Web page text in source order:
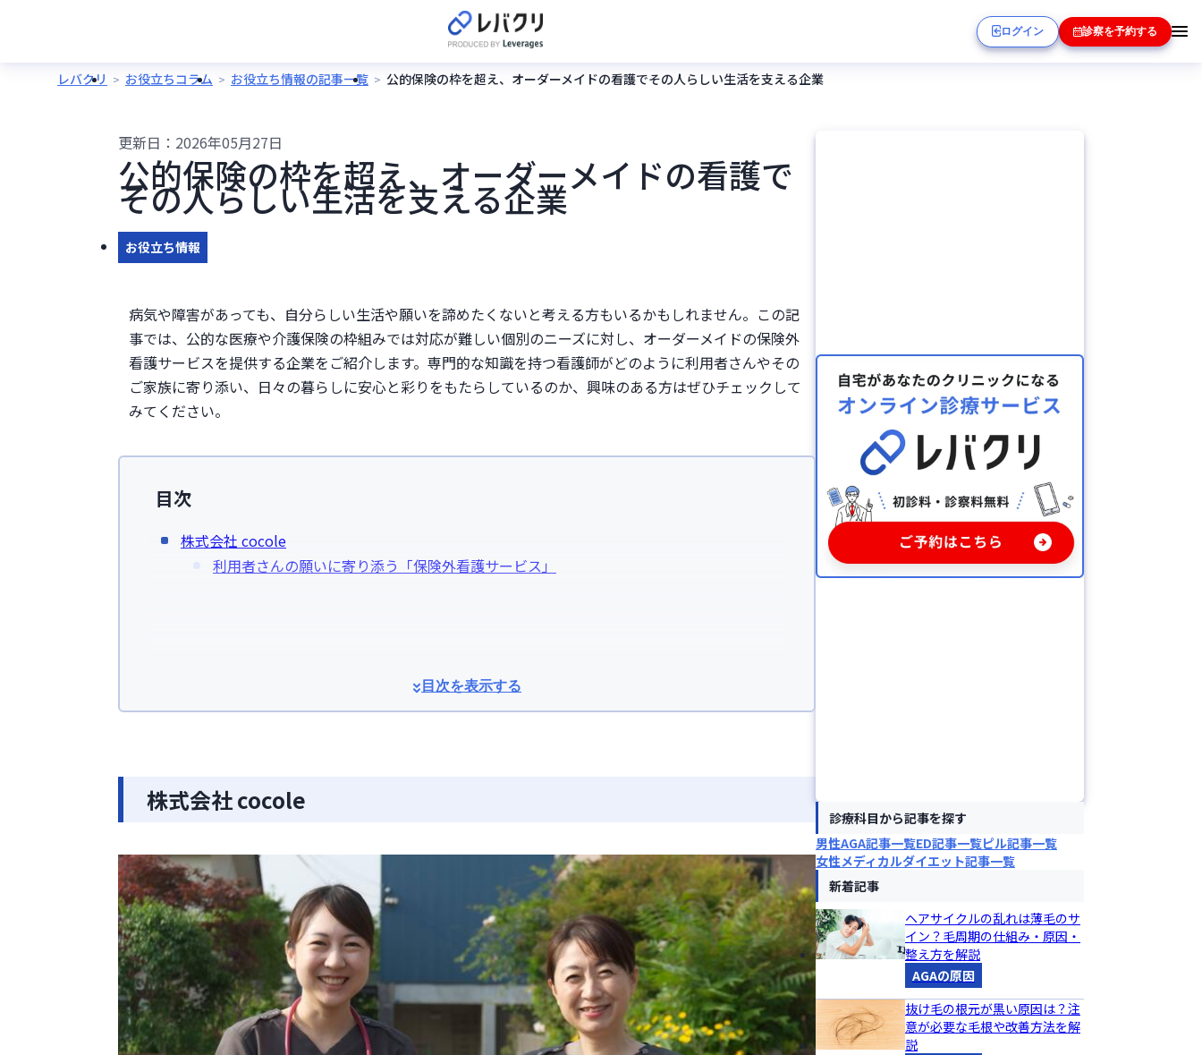
ログイン 診察を予約する
レバクリ お役立ちコラム お役立ち情報の記事一覧 公的保険の枠を超え、オーダーメイドの看護でその人らしい生活を支える企業
更新日： 2026年05月27日
公的保険の枠を超え、オーダーメイドの看護で
その人らしい生活を支える企業
お役立ち情報
病気や障害があっても、自分らしい生活や願いを諦めたくないと考える方もいるかもしれません。この記
事では、公的な医療や介護保険の枠組みでは対応が難しい個別のニーズに対し、オーダーメイドの保険外
看護サービスを提供する企業をご紹介します。専門的な知識を持つ看護師がどのように利用者さんやその
ご家族に寄り添い、日々の暮らしに安心と彩りをもたらしているのか、興味のある方はぜひチェックして
みてください。
目次
目次を表示する
株式会社 cocole
利用者さんの願いに寄り添う「保険外看護サービス」
株式会社 cocole
診療科目から記事を探す
男性AGA記事一覧ED記事一覧ピル記事一覧
女性メディカルダイエット記事一覧
新着記事
ヘアサイクルの乱れは薄毛のサ
イン？毛周期の仕組み・原因・
整え方を解説
AGAの原因
抜け毛の根元が黒い原因は？注
意が必要な毛根や改善方法を解
説